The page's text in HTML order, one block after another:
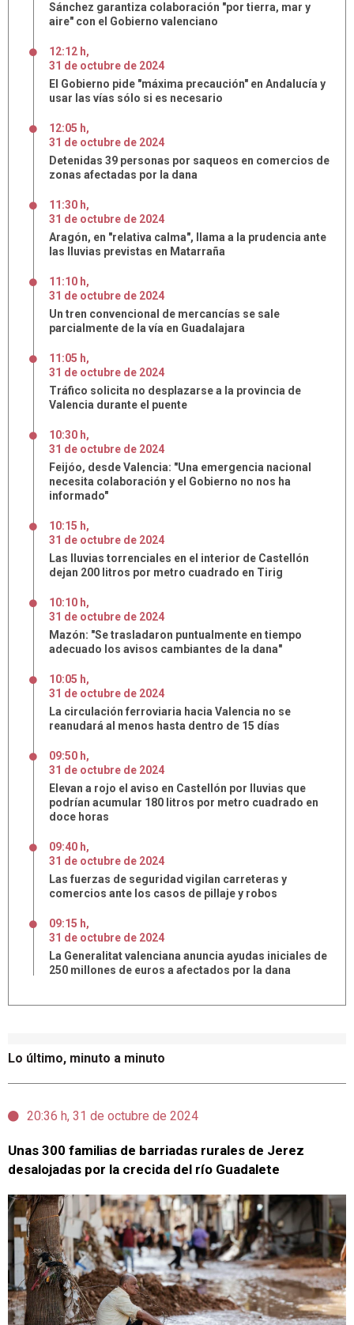
Lo último, minuto a minuto
20:36 h, 31 de octubre de 2024
Unas 300 familias de barriadas rurales de Jerez
desalojadas por la crecida del río Guadalete
Sánchez garantiza colaboración "por tierra, mar y
aire" con el Gobierno valenciano
12:12 h,
31 de octubre de 2024
El Gobierno pide "máxima precaución" en Andalucía y
usar las vías sólo si es necesario
12:05 h,
31 de octubre de 2024
Detenidas 39 personas por saqueos en comercios de
zonas afectadas por la dana
11:30 h,
31 de octubre de 2024
Aragón, en "relativa calma", llama a la prudencia ante
las lluvias previstas en Matarraña
11:10 h,
31 de octubre de 2024
Un tren convencional de mercancías se sale
parcialmente de la vía en Guadalajara
11:05 h,
31 de octubre de 2024
Tráfico solicita no desplazarse a la provincia de
Valencia durante el puente
10:30 h,
31 de octubre de 2024
Feijóo, desde Valencia: "Una emergencia nacional
necesita colaboración y el Gobierno no nos ha
informado"
10:15 h,
31 de octubre de 2024
Las lluvias torrenciales en el interior de Castellón
dejan 200 litros por metro cuadrado en Tirig
10:10 h,
31 de octubre de 2024
Mazón: "Se trasladaron puntualmente en tiempo
adecuado los avisos cambiantes de la dana"
10:05 h,
31 de octubre de 2024
La circulación ferroviaria hacia Valencia no se
reanudará al menos hasta dentro de 15 días
09:50 h,
31 de octubre de 2024
Elevan a rojo el aviso en Castellón por lluvias que
podrían acumular 180 litros por metro cuadrado en
doce horas
09:40 h,
31 de octubre de 2024
Las fuerzas de seguridad vigilan carreteras y
comercios ante los casos de pillaje y robos
09:15 h,
31 de octubre de 2024
La Generalitat valenciana anuncia ayudas iniciales de
250 millones de euros a afectados por la dana